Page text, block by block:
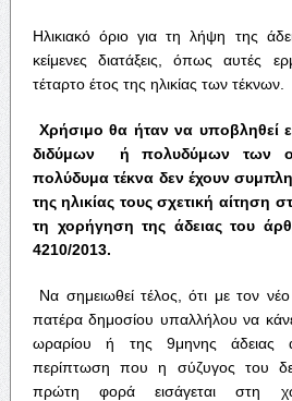
Ηλικιακό όριο για τη λήψη της
κείμενες διατάξεις, όπως αυτές
τέταρτο έτος της ηλικίας των τέκνων.
Χρήσιμο θα ήταν να υποβληθεί
διδύμων ή πολυδύμων των
πολύδυμα τέκνα δεν έχουν
της ηλικίας τους σχετική αίτηση
τη χορήγηση της άδειας του
4210/2013.
Να σημειωθεί τέλος, ότι με τον
πατέρα δημοσίου υπαλλήλου να
ωραρίου ή της 9μηνης άδειας
περίπτωση που η σύζυγος του
πρώτη φορά εισάγεται